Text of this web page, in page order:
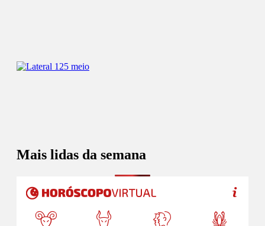
Mais lidas da semana